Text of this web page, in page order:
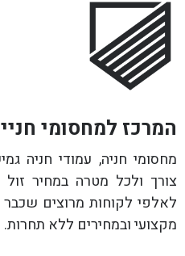
המרכז למחסומי
מחסומי חניה, עמודי חניה
צורך ולכל מטרה במחיר
לאלפי לקוחות מרוצים שכבר
מקצועי ובמחירים ללא תחרות.